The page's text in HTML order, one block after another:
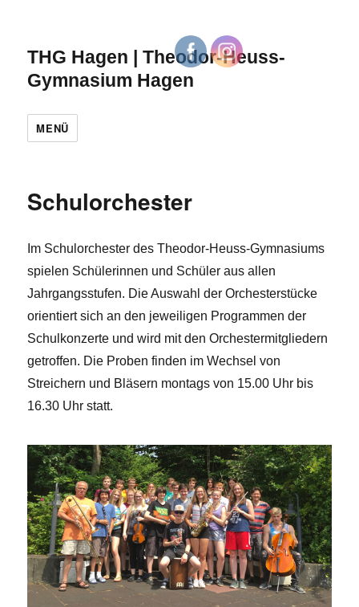
THG Hagen | Theodor-Heuss-
Gymnasium Hagen
MENÜ
Schulorchester
Im Schulorchester des Theodor-Heuss-Gymnasiums
spielen Schülerinnen und Schüler aus allen
Jahrgangsstufen. Die Auswahl der Orchesterstücke
orientiert sich an den jeweiligen Programmen der
Schulkonzerte und wird mit den Orchestermitgliedern
getroffen. Die Proben finden im Wechsel von
Streichern und Bläsern montags von 15.00 Uhr bis
16.30 Uhr statt.